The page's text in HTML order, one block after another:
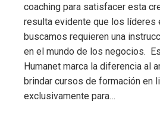
coaching para satisfacer esta
resulta evidente que los líderes
buscamos requieren una
en el mundo de los negocios.
Humanet marca la diferencia al
brindar cursos de formación en
exclusivamente para…